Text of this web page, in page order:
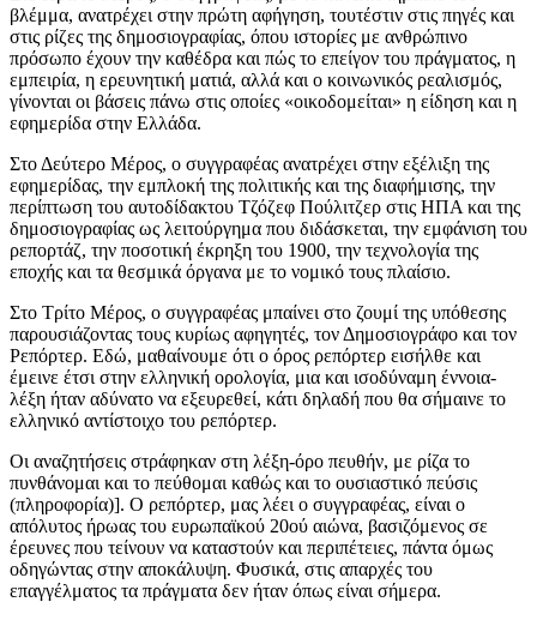
βλέμμα, ανατρέχει στην πρώτη αφήγηση, τουτέστιν στις πηγές και
στις ρίζες της δημοσιογραφίας, όπου ιστορίες με ανθρώπινο
πρόσωπο έχουν την καθέδρα και πώς το επείγον του πράγματος, η
εμπειρία, η ερευνητική ματιά, αλλά και ο κοινωνικός ρεαλισμός,
γίνονται οι βάσεις πάνω στις οποίες «οικοδομείται» η είδηση και η
εφημερίδα στην Ελλάδα.
Στο Δεύτερο Μέρος, ο συγγραφέας ανατρέχει στην εξέλιξη της
εφημερίδας, την εμπλοκή της πολιτικής και της διαφήμισης, την
περίπτωση του αυτοδίδακτου Τζόζεφ Πούλιτζερ στις ΗΠΑ και της
δημοσιογραφίας ως λειτούργημα που διδάσκεται, την εμφάνιση του
ρεπορτάζ, την ποσοτική έκρηξη του 1900, την τεχνολογία της
εποχής και τα θεσμικά όργανα με το νομικό τους πλαίσιο.
Στο Τρίτο Μέρος, ο συγγραφέας μπαίνει στο ζουμί της υπόθεσης
παρουσιάζοντας τους κυρίως αφηγητές, τον Δημοσιογράφο και τον
Ρεπόρτερ. Εδώ, μαθαίνουμε ότι ο όρος ρεπόρτερ εισήλθε και
έμεινε έτσι στην ελληνική ορολογία, μια και ισοδύναμη έννοια-
λέξη ήταν αδύνατο να εξευρεθεί, κάτι δηλαδή που θα σήμαινε το
ελληνικό αντίστοιχο του ρεπόρτερ.
Οι αναζητήσεις στράφηκαν στη λέξη-όρο πευθήν, με ρίζα το
πυνθάνομαι και το πεύθομαι καθώς και το ουσιαστικό πεύσις
(πληροφορία)]. Ο ρεπόρτερ, μας λέει ο συγγραφέας, είναι ο
απόλυτος ήρωας του ευρωπαϊκού 20ού αιώνα, βασιζόμενος σε
έρευνες που τείνουν να καταστούν και περιπέτειες, πάντα όμως
οδηγώντας στην αποκάλυψη. Φυσικά, στις απαρχές του
επαγγέλματος τα πράγματα δεν ήταν όπως είναι σήμερα.